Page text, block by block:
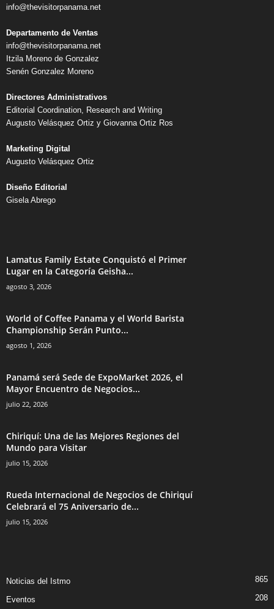
info@thevisitorpanama.net
Departamento de Ventas
info@thevisitorpanama.net
Itzila Moreno de Gonzalez
Senén Gonzalez Moreno
Directores Administrativos
Editorial Coordination, Research and Writing
Augusto Velásquez Ortiz y Giovanna Ortiz Ros
Marketing Digital
Augusto Velásquez Ortiz
Diseño Editorial
Gisela Abrego
Lamatus Family Estate Conquistó el Primer
Lugar en la Categoría Geisha...
agosto 3, 2026
World of Coffee Panama y el World Barista
Championship Serán Punto...
agosto 1, 2026
Panamá será Sede de ExpoMarket 2026, el
Mayor Encuentro de Negocios...
julio 22, 2026
Chiriquí: Una de las Mejores Regiones del
Mundo para Visitar
julio 15, 2026
Rueda Internacional de Negocios de Chiriquí
Celebrará el 75 Aniversario de...
julio 15, 2026
Noticias del Istmo 865
Eventos 208